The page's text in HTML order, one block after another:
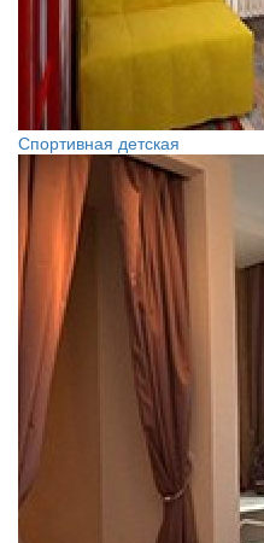
Спортивная детская